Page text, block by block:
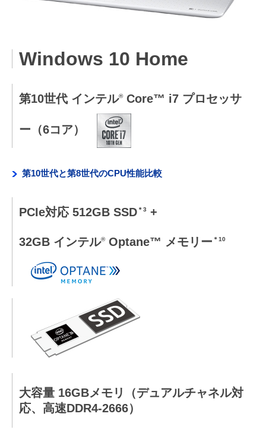
Windows 10 Home
第10世代 インテル®Core™ i7 プロセッサ
ー（6コア）
第10世代と第8世代のCPU性能比較
PCIe対応 512GB SSD ＊3 +
32GB インテル®Optane™ メモリー ＊10
大容量 16GBメモリ（デュアルチャネル対
応、高速DDR4-2666）